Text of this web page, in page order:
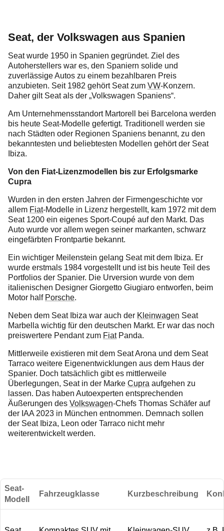
Seat, der Volkswagen aus Spanien
Seat wurde 1950 in Spanien gegründet. Ziel des
Autoherstellers war es, den Spaniern solide und
zuverlässige Autos zu einem bezahlbaren Preis
anzubieten. Seit 1982 gehört Seat zum VW-Konzern.
Daher gilt Seat als der „Volkswagen Spaniens“.
Am Unternehmensstandort Martorell bei Barcelona werden
bis heute Seat-Modelle gefertigt. Traditionell werden sie
nach Städten oder Regionen Spaniens benannt, zu den
bekanntesten und beliebtesten Modellen gehört der Seat
Ibiza.
Von den Fiat-Lizenzmodellen bis zur Erfolgsmarke
Cupra
Wurden in den ersten Jahren der Firmengeschichte vor
allem Fiat-Modelle in Lizenz hergestellt, kam 1972 mit dem
Seat 1200 ein eigenes Sport-Coupé auf den Markt. Das
Auto wurde vor allem wegen seiner markanten, schwarz
eingefärbten Frontpartie bekannt.
Ein wichtiger Meilenstein gelang Seat mit dem Ibiza. Er
wurde erstmals 1984 vorgestellt und ist bis heute Teil des
Portfolios der Spanier. Die Urversion wurde von dem
italienischen Designer Giorgetto Giugiaro entworfen, beim
Motor half Porsche.
Neben dem Seat Ibiza war auch der Kleinwagen Seat
Marbella wichtig für den deutschen Markt. Er war das noch
preiswertere Pendant zum FiatPanda.
Mittlerweile existieren mit dem Seat Arona und dem Seat
Tarraco weitere Eigenentwicklungen aus dem Haus der
Spanier. Doch tatsächlich gibt es mittlerweile
Überlegungen, Seat in der Marke Cupra aufgehen zu
lassen. Das haben Autoexperten entsprechenden
Äußerungen des Volkswagen-Chefs Thomas Schäfer auf
der IAA 2023 in München entnommen. Demnach sollen
der Seat Ibiza, Leon oder Tarraco nicht mehr
weiterentwickelt werden.
Seat-
Modell
Fahrzeugklasse Kurzbeschreibung